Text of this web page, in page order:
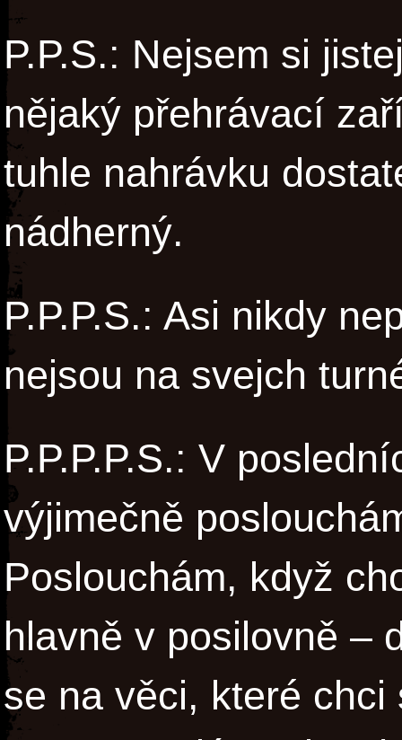
P.P.S.: Nejsem si
nějaký přehrávací
tuhle nahrávku
nádherný.
P.P.P.S.: Asi nikdy
nejsou na svejch
P.P.P.P.S.: V
výjimečně
Poslouchám, když
hlavně v posilovně –
se na věci, které